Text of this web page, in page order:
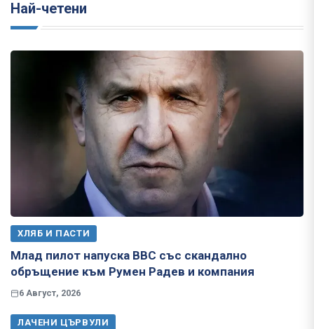
Най-четени
ХЛЯБ И ПАСТИ
Млад пилот напуска ВВС със скандално
обръщение към Румен Радев и компания
6 Август, 2026
ЛАЧЕНИ ЦЪРВУЛИ